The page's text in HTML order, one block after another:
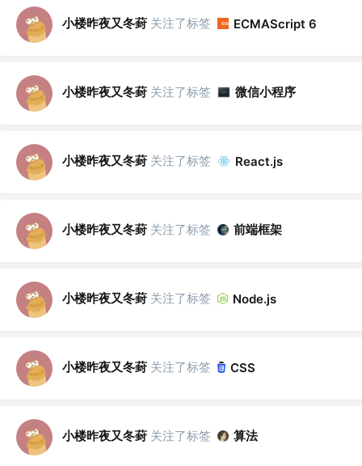
小楼昨夜又冬葑 关注了标签 ECMAScript 6
小楼昨夜又冬葑 关注了标签 微信小程序
小楼昨夜又冬葑 关注了标签 React.js
小楼昨夜又冬葑 关注了标签 前端框架
小楼昨夜又冬葑 关注了标签 Node.js
小楼昨夜又冬葑 关注了标签 CSS
小楼昨夜又冬葑 关注了标签 算法